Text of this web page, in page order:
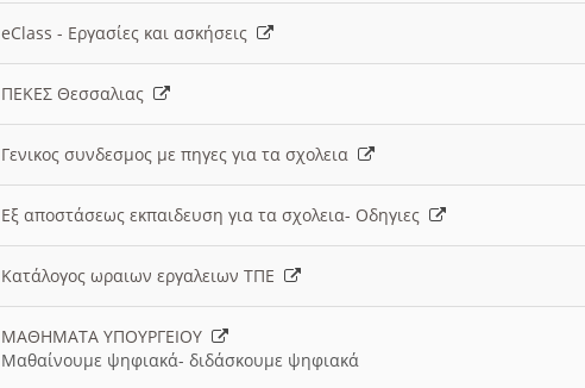
eClass - Εργασίες και ασκήσεις
ΠΕΚΕΣ Θεσσαλιας
Γενικος συνδεσμος με πηγες για τα σχολεια
Εξ αποστάσεως εκπαιδευση για τα σχολεια- Οδηγιες
Κατάλογος ωραιων εργαλειων ΤΠΕ
ΜΑΘΗΜΑΤΑ ΥΠΟΥΡΓΕΙΟΥ
Μαθαίνουμε ψηφιακά- διδάσκουμε ψηφιακά